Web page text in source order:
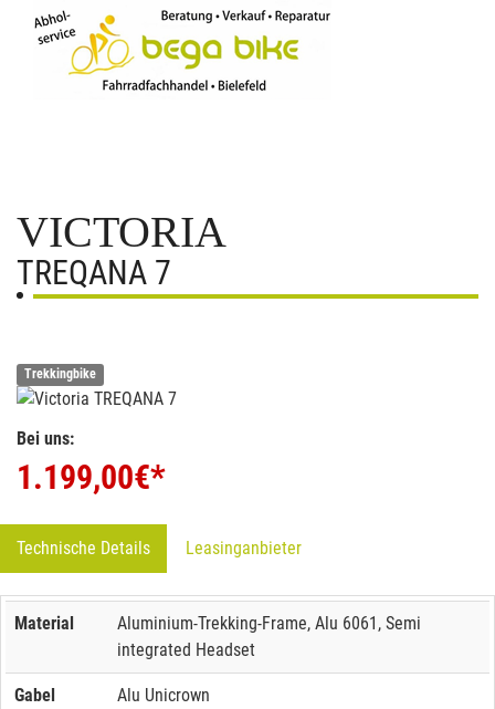
VICTORIA
TREQANA 7
Trekkingbike
Bei uns:
1.199,00€*
Technische Details Leasinganbieter
Material
Aluminium-Trekking-Frame, Alu 6061, Semi
integrated Headset
Gabel Alu Unicrown